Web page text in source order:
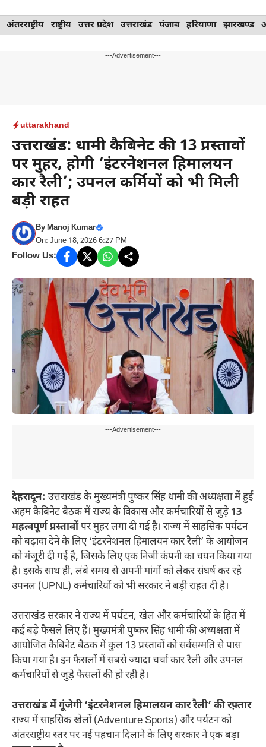
Skip
to
अंतरराष्ट्रीय राष्ट्रीय उत्तर प्रदेश उत्तराखंड पंजाब हरियाणा झारखण्ड
---Advertisement---
uttarakhand
उत्तराखंड: धामी कैबिनेट की 13 प्रस्तावों
पर मुहर, होगी ‘इंटरनेशनल हिमालयन
कार रैली’; उपनल कर्मियों को भी मिली
बड़ी राहत
ByManoj Kumar
On: June 18, 2026 6:27 PM
Follow Us:
---Advertisement---
देहरादून: उत्तराखंड के मुख्यमंत्री पुष्कर सिंह धामी की अध्यक्षता में हुई
अहम कैबिनेट बैठक में राज्य के विकास और कर्मचारियों से जुड़े 13
महत्वपूर्ण प्रस्तावोंपर मुहर लगा दी गई है। राज्य में साहसिक पर्यटन
को बढ़ावा देने के लिए ‘इंटरनेशनल हिमालयन कार रैली’ के आयोजन
को मंजूरी दी गई है, जिसके लिए एक निजी कंपनी का चयन किया गया
है। इसके साथ ही, लंबे समय से अपनी मांगों को लेकर संघर्ष कर रहे
उपनल (UPNL) कर्मचारियों को भी सरकार ने बड़ी राहत दी है।
उत्तराखंड सरकार ने राज्य में पर्यटन, खेल और कर्मचारियों के हित में
कई बड़े फैसले लिए हैं। मुख्यमंत्री पुष्कर सिंह धामी की अध्यक्षता में
आयोजित कैबिनेट बैठक में कुल 13 प्रस्तावों को सर्वसम्मति से पास
किया गया है। इन फैसलों में सबसे ज्यादा चर्चा कार रैली और उपनल
कर्मचारियों से जुड़े फैसलों की हो रही है।
उत्तराखंड में गूंजेगी ‘इंटरनेशनल हिमालयन कार रैली’ की रफ़्तार
राज्य में साहसिक खेलों (Adventure Sports) और पर्यटन को
अंतरराष्ट्रीय स्तर पर नई पहचान दिलाने के लिए सरकार ने एक बड़ा